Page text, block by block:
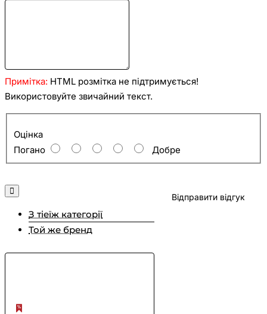
Примітка: HTML розмітка не підтримується!
Використовуйте звичайний текст.
Оцінка
Погано
Добре
Відправити відгук
З тіеїж категорії
Той же бренд